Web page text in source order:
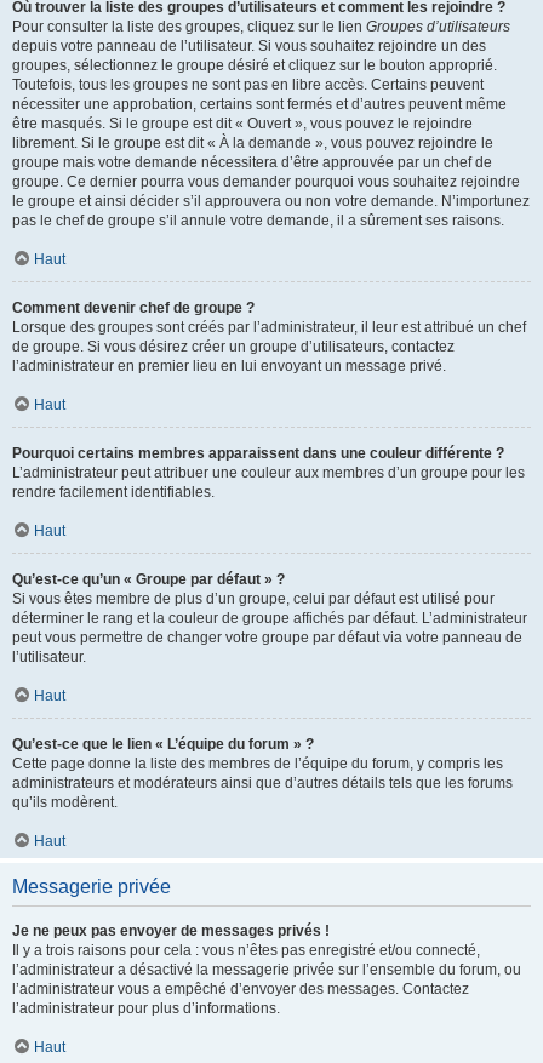
Où trouver la liste des groupes d’utilisateurs et comment les rejoindre ?
Pour consulter la liste des groupes, cliquez sur le lien Groupes d’utilisateurs
depuis votre panneau de l’utilisateur. Si vous souhaitez rejoindre un des
groupes, sélectionnez le groupe désiré et cliquez sur le bouton approprié.
Toutefois, tous les groupes ne sont pas en libre accès. Certains peuvent
nécessiter une approbation, certains sont fermés et d’autres peuvent même
être masqués. Si le groupe est dit « Ouvert », vous pouvez le rejoindre
librement. Si le groupe est dit « À la demande », vous pouvez rejoindre le
groupe mais votre demande nécessitera d’être approuvée par un chef de
groupe. Ce dernier pourra vous demander pourquoi vous souhaitez rejoindre
le groupe et ainsi décider s’il approuvera ou non votre demande. N’importunez
pas le chef de groupe s’il annule votre demande, il a sûrement ses raisons.
Haut
Comment devenir chef de groupe ?
Lorsque des groupes sont créés par l’administrateur, il leur est attribué un chef
de groupe. Si vous désirez créer un groupe d’utilisateurs, contactez
l’administrateur en premier lieu en lui envoyant un message privé.
Haut
Pourquoi certains membres apparaissent dans une couleur différente ?
L’administrateur peut attribuer une couleur aux membres d’un groupe pour les
rendre facilement identifiables.
Haut
Qu’est-ce qu’un « Groupe par défaut » ?
Si vous êtes membre de plus d’un groupe, celui par défaut est utilisé pour
déterminer le rang et la couleur de groupe affichés par défaut. L’administrateur
peut vous permettre de changer votre groupe par défaut via votre panneau de
l’utilisateur.
Haut
Qu’est-ce que le lien « L’équipe du forum » ?
Cette page donne la liste des membres de l’équipe du forum, y compris les
administrateurs et modérateurs ainsi que d’autres détails tels que les forums
qu’ils modèrent.
Haut
Messagerie privée
Je ne peux pas envoyer de messages privés !
Il y a trois raisons pour cela : vous n’êtes pas enregistré et/ou connecté,
l’administrateur a désactivé la messagerie privée sur l’ensemble du forum, ou
l’administrateur vous a empêché d’envoyer des messages. Contactez
l’administrateur pour plus d’informations.
Haut